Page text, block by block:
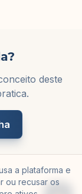
deste
a plataforma e
ou recusar os